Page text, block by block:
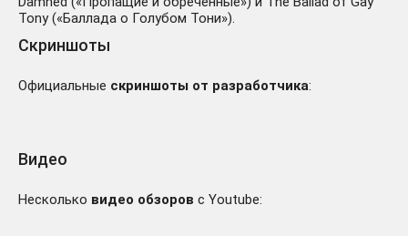
Tony («Баллада о Голубом Тони»).
Скриншоты
Официальные скриншоты от разработчика:
Видео
Несколько видео обзоров с Youtube: